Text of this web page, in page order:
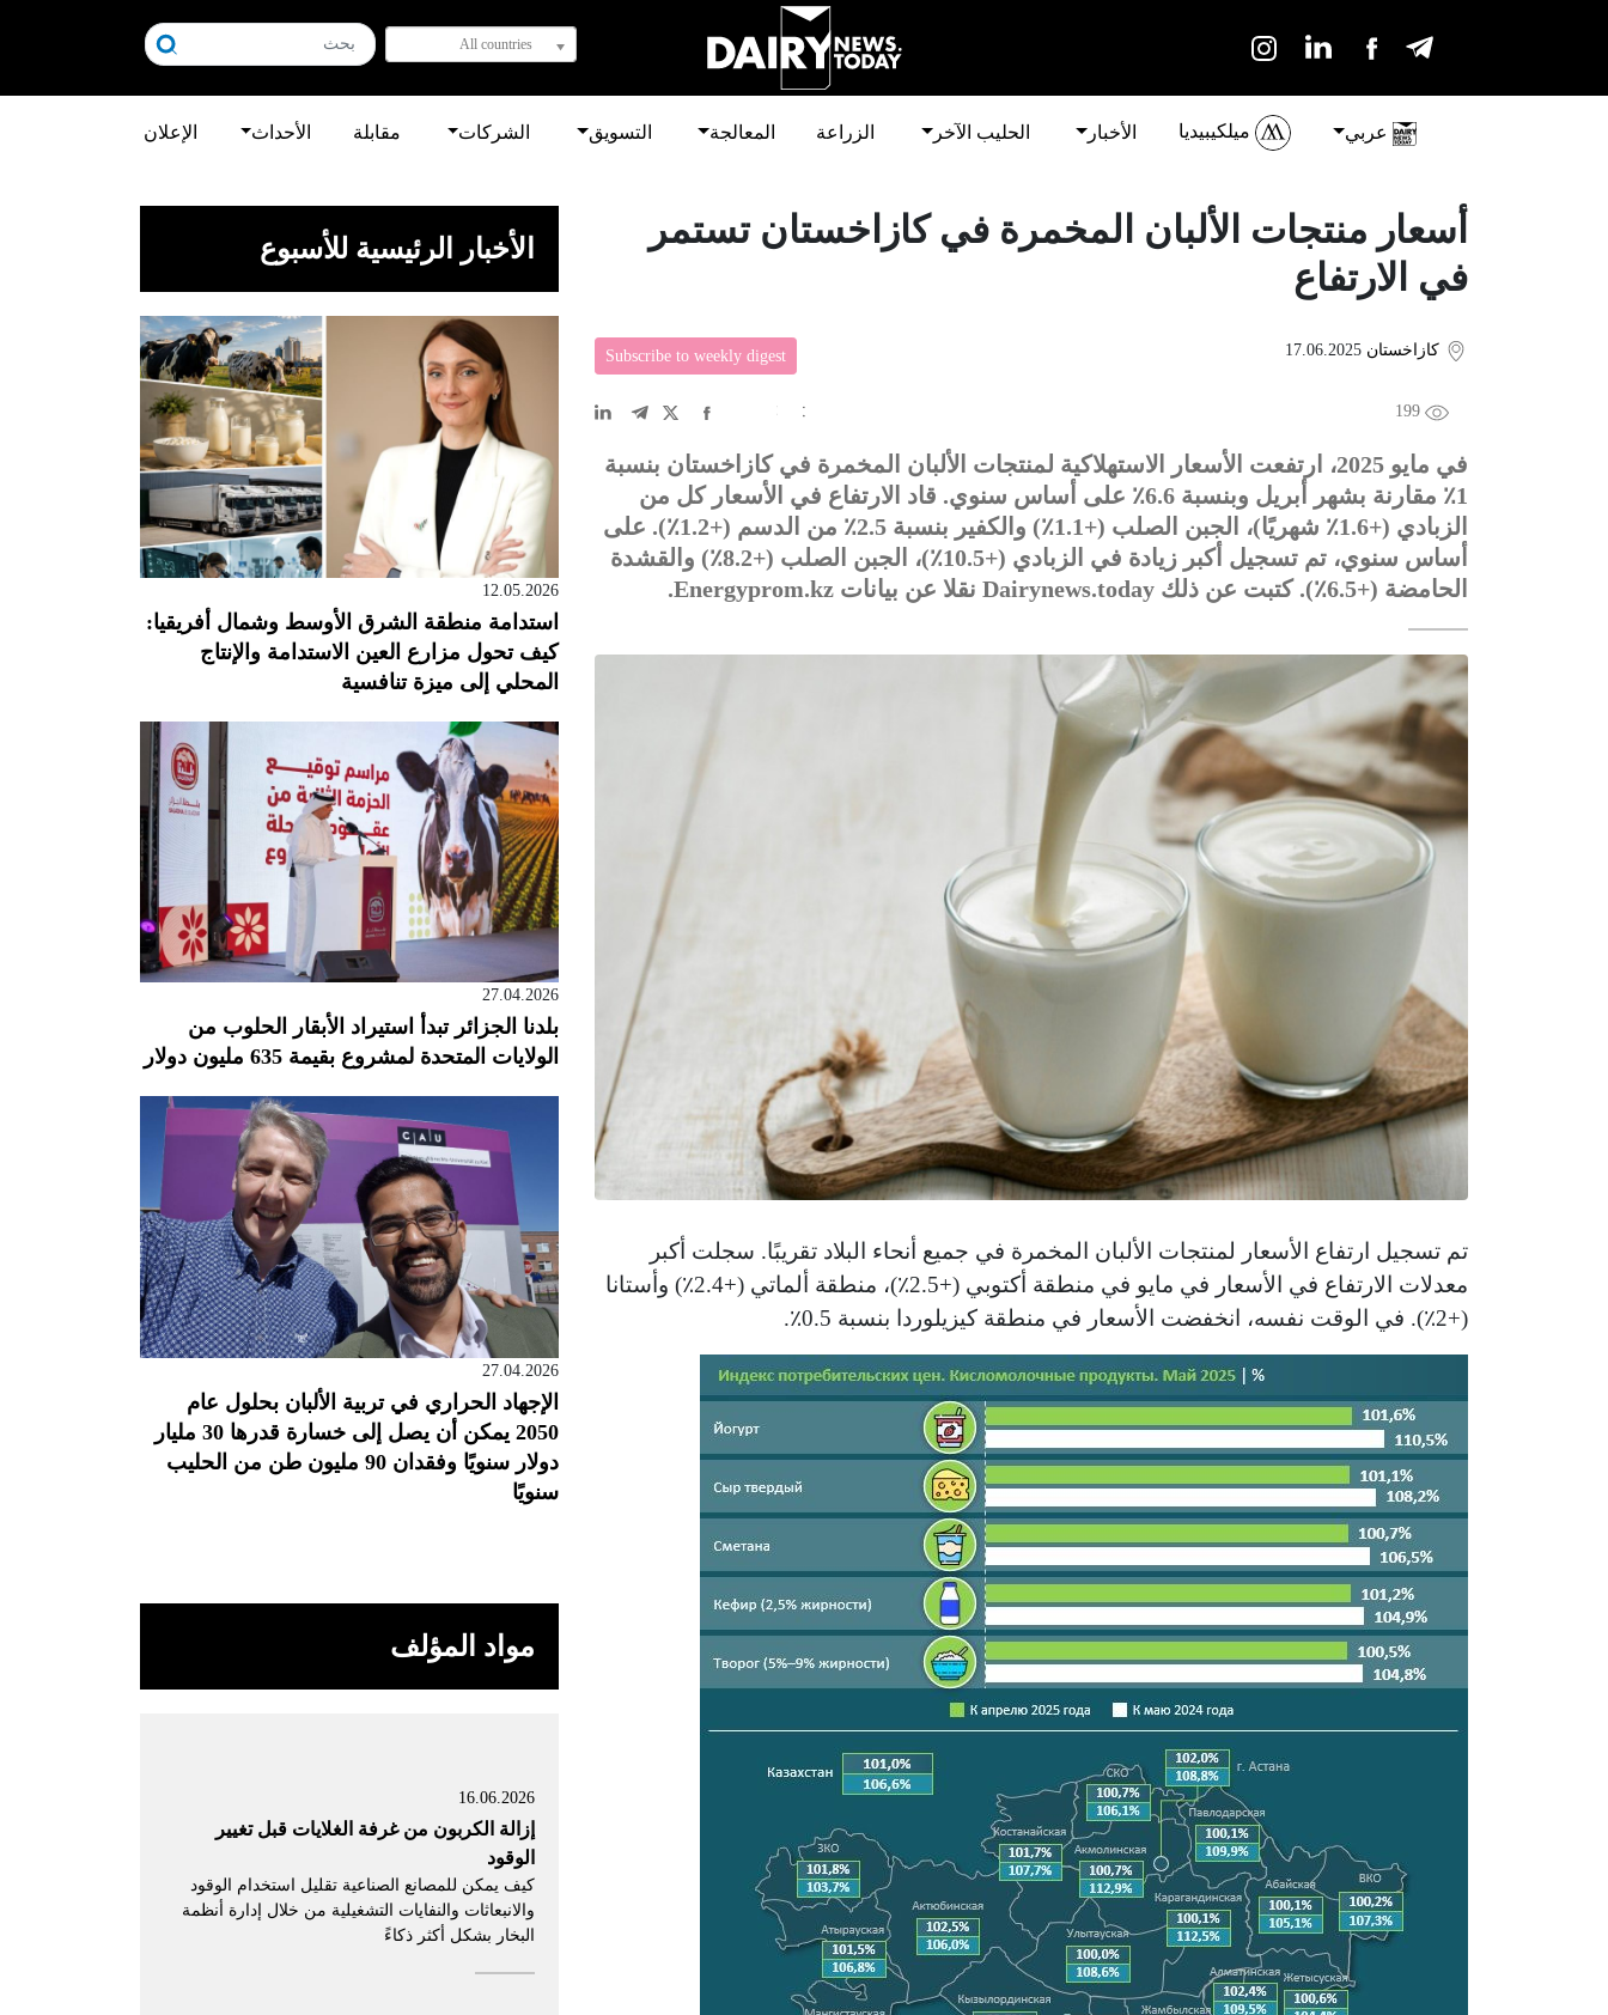
All countries
عربي ميلكيبيديا الأخبار الحليب الآخر الزراعة المعالجة التسويق الشركات مقابلة الأحداث الإعلان
أسعار منتجات الألبان المخمرة في كازاخستان تستمر
في الارتفاع
كازاخستان 17.06.2025
Subscribe to weekly digest
199
中文
DE عربى
في مايو 2025، ارتفعت الأسعار الاستهلاكية لمنتجات الألبان المخمرة في كازاخستان بنسبة
1٪ مقارنة بشهر أبريل وبنسبة 6.6٪ على أساس سنوي. قاد الارتفاع في الأسعار كل من
الزبادي (+1.6٪ شهريًا)، الجبن الصلب (+1.1٪) والكفير بنسبة 2.5٪ من الدسم (+1.2٪). على
أساس سنوي، تم تسجيل أكبر زيادة في الزبادي (+10.5٪)، الجبن الصلب (+8.2٪) والقشدة
الحامضة (+6.5٪). كتبت عن ذلك Dairynews.today نقلا عن بيانات Еnergyprom.kz.
تم تسجيل ارتفاع الأسعار لمنتجات الألبان المخمرة في جميع أنحاء البلاد تقريبًا. سجلت أكبر
معدلات الارتفاع في الأسعار في مايو في منطقة أكتوبي (+2.5٪)، منطقة ألماتي (+2.4٪) وأستانا
(+2٪). في الوقت نفسه، انخفضت الأسعار في منطقة كيزيلوردا بنسبة 0.5٪.
الأخبار الرئيسية للأسبوع
12.05.2026
استدامة منطقة الشرق الأوسط وشمال أفريقيا:
كيف تحول مزارع العين الاستدامة والإنتاج
المحلي إلى ميزة تنافسية
27.04.2026
بلدنا الجزائر تبدأ استيراد الأبقار الحلوب من
الولايات المتحدة لمشروع بقيمة 635 مليون دولار
27.04.2026
الإجهاد الحراري في تربية الألبان بحلول عام
2050 يمكن أن يصل إلى خسارة قدرها 30 مليار
دولار سنويًا وفقدان 90 مليون طن من الحليب
سنويًا
مواد المؤلف
16.06.2026
إزالة الكربون من غرفة الغلايات قبل تغيير
الوقود
كيف يمكن للمصانع الصناعية تقليل استخدام الوقود
والانبعاثات والنفايات التشغيلية من خلال إدارة أنظمة
البخار بشكل أكثر ذكاءً